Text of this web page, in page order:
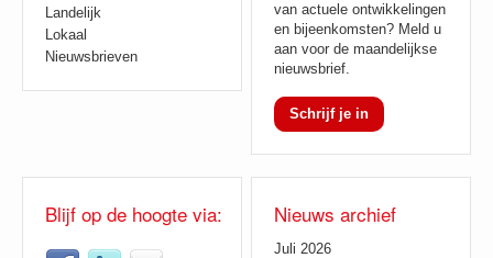
Landelijk
Lokaal
Nieuwsbrieven
van actuele ontwikkelingen
en bijeenkomsten? Meld u
aan voor de maandelijkse
nieuwsbrief.
Schrijf je in
Blijf op de hoogte via: Nieuws archief
Juli 2026